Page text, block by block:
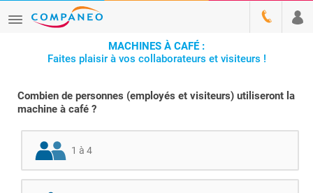
MACHINES À CAFÉ :
Faites plaisir à vos collaborateurs et visiteurs !
Combien de personnes (employés et visiteurs) utiliseront la
machine à café ?
1 à 4